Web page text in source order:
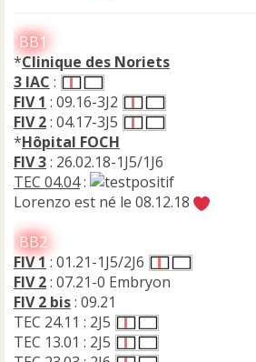
BB1
*Clinique des Noriets
3 IAC :
FIV 1 : 09.16-3J2
FIV 2: 04.17-3J5
*Hôpital FOCH
FIV 3: 26.02.18-1J5/1J6
TEC 04.04:
Lorenzo est né le 08.12.18
BB2
FIV 1 : 01.21-1J5/2J6
FIV 2: 07.21-0 Embryon
FIV 2 bis: 09.21
TEC 24.11 : 2J5
TEC 13.01 : 2J5